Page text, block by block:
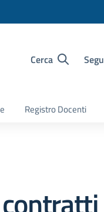
Cerca
Registro Docenti